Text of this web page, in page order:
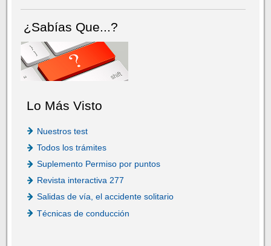
¿Sabías Que...?
Lo Más Visto
Nuestros test
Todos los trámites
Suplemento Permiso por puntos
Revista interactiva 277
Salidas de vía, el accidente solitario
Técnicas de conducción